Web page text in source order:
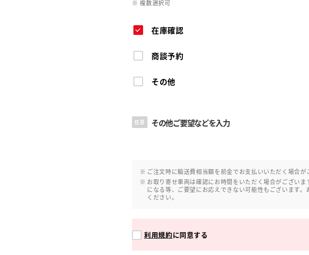
※ 複数選択可
在庫確認
商談予約
その他
任意 その他ご要望などを入力
ご注文時に輸送費相当額を前金でお支払いいただく場合
お取り寄せ車両は確認にお時間をいただく場合がござい
になる等、ご要望にお応えできない可能性もございます
ください。
利用規約に同意する